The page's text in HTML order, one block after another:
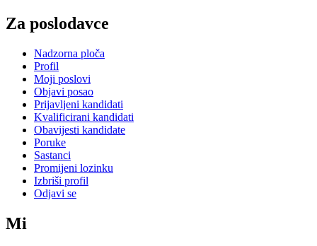
Za poslodavce
Nadzorna ploča
Profil
Moji poslovi
Objavi posao
Prijavljeni kandidati
Kvalificirani kandidati
Obavijesti kandidate
Poruke
Sastanci
Promijeni lozinku
Izbriši profil
Odjavi se
Mi